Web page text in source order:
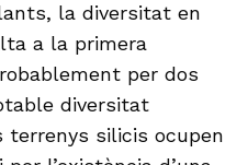
la diversitat en
a la primera
per dos
diversitat
terrenys silicis ocupen